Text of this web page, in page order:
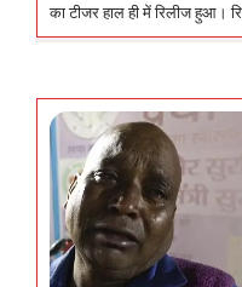
का टीजर हाल ही में रिलीज हुआ।